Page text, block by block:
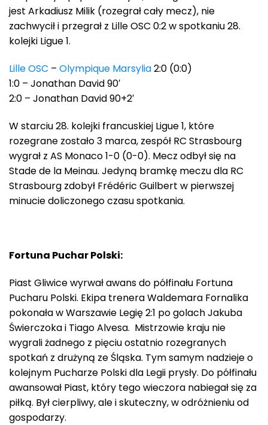
jest Arkadiusz Milik (rozegrał cały mecz), nie
zachwycił i przegrał z Lille OSC 0:2 w spotkaniu 28.
kolejki Ligue 1.
Lille OSC – Olympique Marsylia2:0 (0:0)
1:0 – Jonathan David 90′
2:0 – Jonathan David 90+2′
W starciu 28. kolejki francuskiej Ligue 1, które
rozegrane zostało 3 marca, zespół RC Strasbourg
wygrał z AS Monaco 1-0 (0-0). Mecz odbył się na
Stade de la Meinau. Jedyną bramkę meczu dla RC
Strasbourg zdobył Frédéric Guilbert w pierwszej
minucie doliczonego czasu spotkania.
Fortuna Puchar Polski:
Piast Gliwice wyrwał awans do półfinału Fortuna
Pucharu Polski. Ekipa trenera Waldemara Fornalika
pokonała w Warszawie Legię 2:1 po golach Jakuba
Świerczoka i Tiago Alvesa. Mistrzowie kraju nie
wygrali żadnego z pięciu ostatnio rozegranych
spotkań z drużyną ze Śląska. Tym samym nadzieje o
kolejnym Pucharze Polski dla Legii prysły. Do półfinału
awansował Piast, który tego wieczora nabiegał się za
piłką. Był cierpliwy, ale i skuteczny, w odróżnieniu od
gospodarzy.